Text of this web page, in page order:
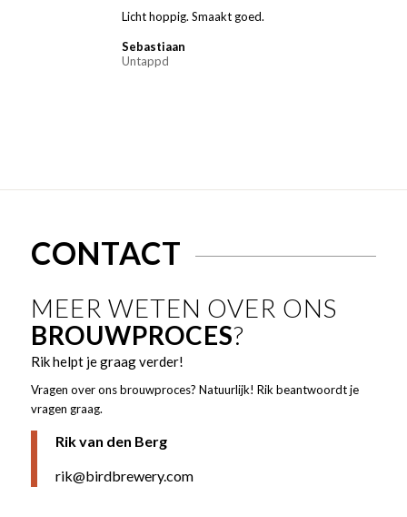
Licht hoppig. Smaakt goed.
Sebastiaan
Untappd
CONTACT
MEER WETEN OVER ONS
BROUWPROCES?
Rik helpt je graag verder!
Vragen over ons brouwproces? Natuurlijk! Rik beantwoordt je
vragen graag.
Rik van den Berg
rik@birdbrewery.com